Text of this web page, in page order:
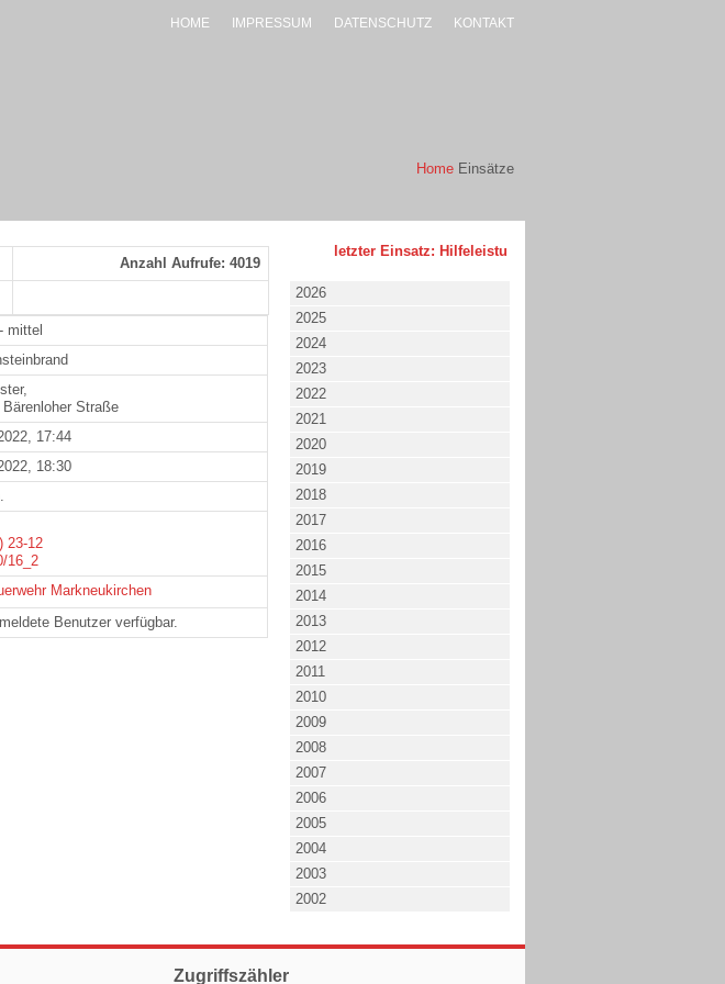
HOME IMPRESSUM DATENSCHUTZ KONTAKT
Home Einsätze
Anzahl Aufrufe: 4019
mittel
Bärenloher Straße
17:44
18:30
23-12
16_2
Markneukirchen
Benutzer verfügbar.
letzter Einsatz: Hilfeleistung - klein - 02.08.2026 um 17:53
2026
2025
2024
2023
2022
2021
2020
2019
2018
2017
2016
2015
2014
2013
2012
2011
2010
2009
2008
2007
2006
2005
2004
2003
2002
Zugriffszähler